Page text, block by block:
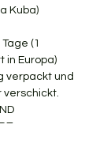
Kuba)
(1
in Europa)
verpackt und
verschickt.